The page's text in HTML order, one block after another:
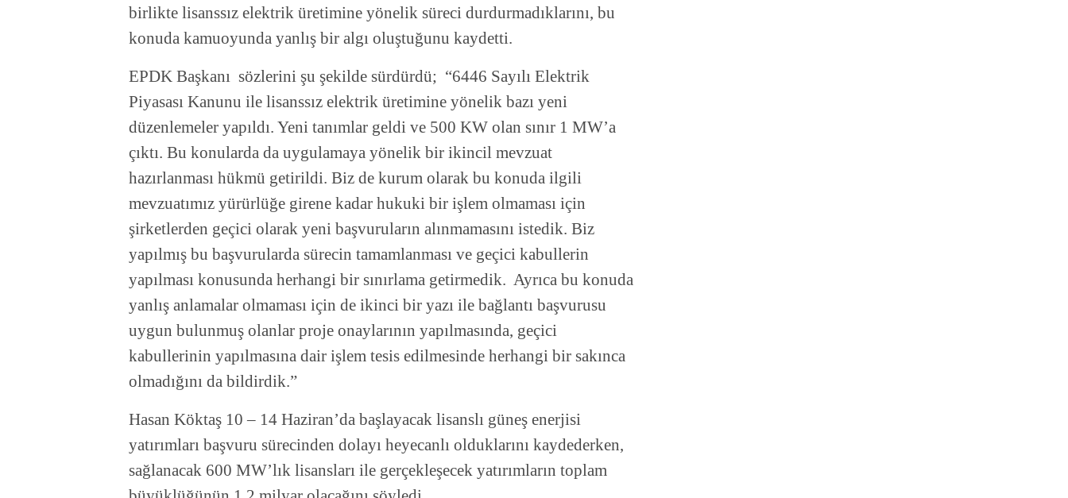
birlikte lisanssız elektrik üretimine yönelik süreci durdurmadıklarını, bu
konuda kamuoyunda yanlış bir algı oluştuğunu kaydetti.
EPDK Başkanı sözlerini şu şekilde sürdürdü; “6446 Sayılı Elektrik
Piyasası Kanunu ile lisanssız elektrik üretimine yönelik bazı yeni
düzenlemeler yapıldı. Yeni tanımlar geldi ve 500 KW olan sınır 1 MW’a
çıktı. Bu konularda da uygulamaya yönelik bir ikincil mevzuat
hazırlanması hükmü getirildi. Biz de kurum olarak bu konuda ilgili
mevzuatımız yürürlüğe girene kadar hukuki bir işlem olmaması için
şirketlerden geçici olarak yeni başvuruların alınmamasını istedik. Biz
yapılmış bu başvurularda sürecin tamamlanması ve geçici kabullerin
yapılması konusunda herhangi bir sınırlama getirmedik. Ayrıca bu konuda
yanlış anlamalar olmaması için de ikinci bir yazı ile bağlantı başvurusu
uygun bulunmuş olanlar proje onaylarının yapılmasında, geçici
kabullerinin yapılmasına dair işlem tesis edilmesinde herhangi bir sakınca
olmadığını da bildirdik.”
Hasan Köktaş 10 – 14 Haziran’da başlayacak lisanslı güneş enerjisi
yatırımları başvuru sürecinden dolayı heyecanlı olduklarını kaydederken,
sağlanacak 600 MW’lık lisansları ile gerçekleşecek yatırımların toplam